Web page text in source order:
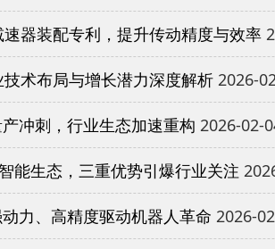
器装配专利，提升传动精度与效率
术布局与增长潜力深度解析 2026-
冲刺，行业生态加速重构 2026-02-
能生态，三重优势引爆行业关注
力、高精度驱动机器人革命 2026-